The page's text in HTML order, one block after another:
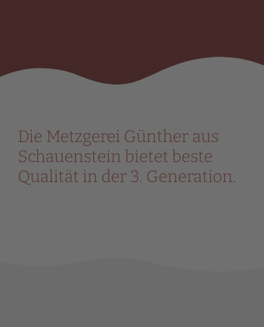
Die Metzgerei Günther aus
Schauenstein bietet beste
Qualität in der 3. Generation.